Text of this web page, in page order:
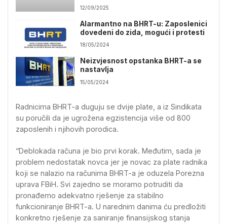
12/09/2025
Alarmantno na BHRT-u: Zaposlenici
dovedeni do zida, mogući i protesti
18/05/2024
Neizvjesnost opstanka BHRT-a se
nastavlja
15/05/2024
Radnicima BHRT-a duguju se dvije plate, a iz Sindikata
su poručili da je ugrožena egzistencija više od 800
zaposlenih i njihovih porodica.
“Deblokada računa je bio prvi korak. Međutim, sada je
problem nedostatak novca jer je novac za plate radnika
koji se nalazio na računima BHRT-a je oduzela Porezna
uprava FBiH. Svi zajedno se moramo potruditi da
pronađemo adekvatno rješenje za stabilno
funkcioniranje BHRT-a. U narednim danima ću predložiti
konkretno rješenje za saniranje finansijskog stanja